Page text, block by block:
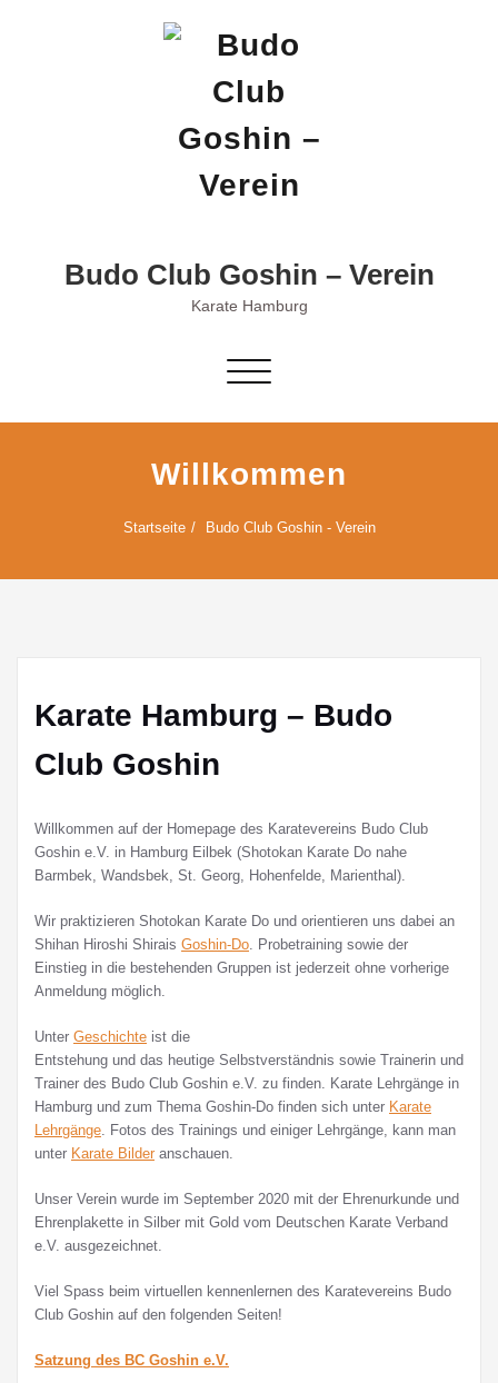
Budo Club Goshin – Verein
Karate Hamburg
Schalte
Willkommen
Startseite Budo Club Goshin - Verein
Karate Hamburg – Budo
Club Goshin
Willkommen auf der Homepage des Karatevereins Budo Club
Goshin e.V. in Hamburg Eilbek (Shotokan Karate Do nahe
Barmbek, Wandsbek, St. Georg, Hohenfelde, Marienthal).
Wir praktizieren Shotokan Karate Do und orientieren uns dabei an
Shihan Hiroshi Shirais Goshin-Do. Probetraining sowie der
Einstieg in die bestehenden Gruppen ist jederzeit ohne vorherige
Anmeldung möglich.
Unter Geschichte ist die
Entstehung und das heutige Selbstverständnis sowie Trainerin und
Trainer des Budo Club Goshin e.V. zu finden. Karate Lehrgänge in
Hamburg und zum Thema Goshin-Do finden sich unter Karate
Lehrgänge. Fotos des Trainings und einiger Lehrgänge, kann man
unter Karate Bilder anschauen.
Unser Verein wurde im September 2020 mit der Ehrenurkunde und
Ehrenplakette in Silber mit Gold vom Deutschen Karate Verband
e.V. ausgezeichnet.
Viel Spass beim virtuellen kennenlernen des Karatevereins Budo
Club Goshin auf den folgenden Seiten!
Satzung des BC Goshin e.V.